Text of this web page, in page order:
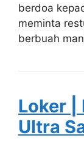
berdoa
meminta
berbuah
Loker |
Ultra